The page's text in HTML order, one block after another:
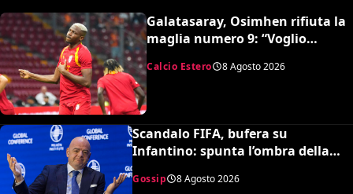
Galatasaray, Osimhen rifiuta la
maglia numero 9: “Voglio
Calcio Estero 8 Agosto 2026
Scandalo FIFA, bufera su
Infantino: spunta l’ombra della
UEFA
Gossip 8 Agosto 2026